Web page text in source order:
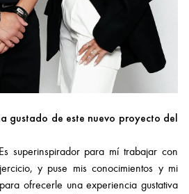
gustado de este nuevo proyecto del
superinspirador para mí trabajar con
y puse mis conocimientos y mi
ofrecerle una experiencia gustativa